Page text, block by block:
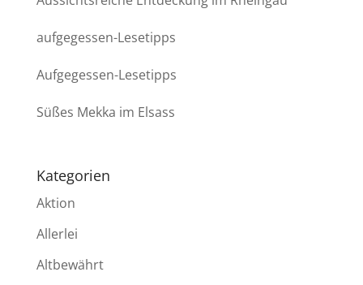
aufgegessen-Lesetipps
Aufgegessen-Lesetipps
Süßes Mekka im Elsass
Kategorien
Aktion
Allerlei
Altbewährt